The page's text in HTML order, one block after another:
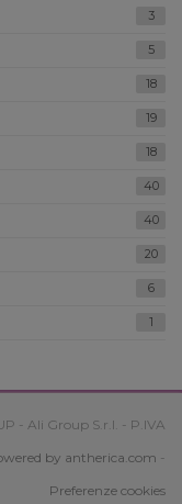
3
5
18
19
18
40
40
20
6
1
- Ali Group S.r.l. - P.IVA
by antherica.com -
Preferenze cookies